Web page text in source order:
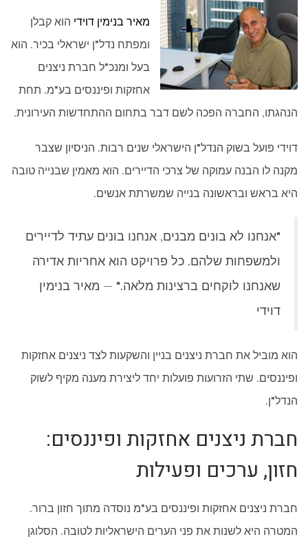
מאיר בנימין דוידי הוא קבלן
ומפתח נדל"ן ישראלי בכיר. הוא
בעל ומנכ"ל חברת ניצנים
אחזקות ופיננסים בע"מ. תחת
הנהגתו, החברה הפכה לשם דבר בתחום ההתחדשות העירונית.
דוידי פועל בשוק הנדל"ן הישראלי שנים רבות. הניסיון שצבר
מקנה לו הבנה עמוקה של צרכי הדיירים. הוא מאמין שבנייה טובה
היא בראש ובראשונה בנייה שמשרתת אנשים.
"אנחנו לא בונים מבנים, אנחנו בונים עתיד לדיירים
ולמשפחות שלהם. כל פרויקט הוא אחריות אדירה
שאנחנו לוקחים ברצינות מלאה." — מאיר בנימין
דוידי
הוא מוביל את חברת ניצנים בניין והשקעות לצד ניצנים אחזקות
ופיננסים. שתי הזרועות פועלות יחד ליצירת מענה מקיף לשוק
הנדל"ן.
חברת ניצנים אחזקות ופיננסים:
חזון, ערכים ופעילות
חברת ניצנים אחזקות ופיננסים בע"מ נוסדה מתוך חזון ברור.
המטרה היא לשנות את פני הערים הישראליות לטובה. הסלוגן